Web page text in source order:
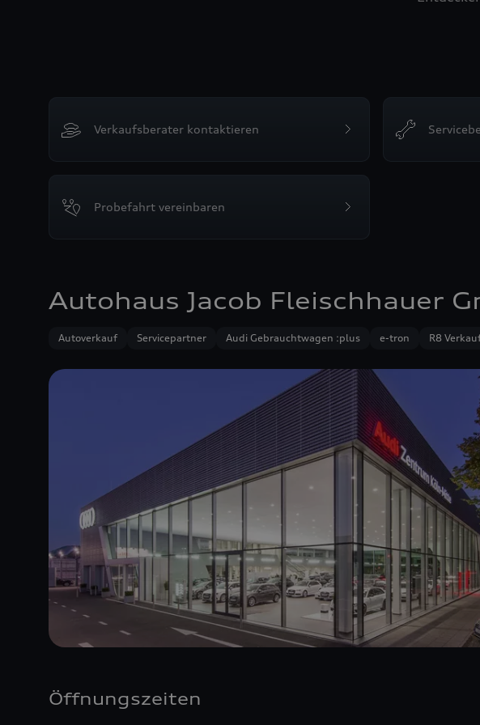
Verkaufsberater kontaktieren
Probefahrt vereinbaren
Autohaus Jacob Fleischhauer
Autoverkauf Servicepartner Audi Gebrauchtwagen :plus e-tron R8
Öffnungszeiten